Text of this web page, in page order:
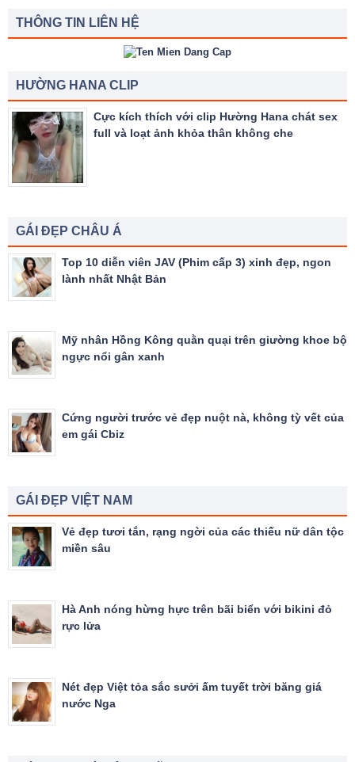
THÔNG TIN LIÊN HỆ
HƯỜNG HANA CLIP
Cực kích thích với clip Hường Hana chát sex
full và loạt ảnh khỏa thân không che
GÁI ĐẸP CHÂU Á
Top 10 diễn viên JAV (Phim cấp 3) xinh đẹp, ngon
lành nhất Nhật Bản
Mỹ nhân Hồng Kông quằn quại trên giường khoe bộ
ngực nổi gân xanh
Cứng người trước vẻ đẹp nuột nà, không tỳ vết của
em gái Cbiz
GÁI ĐẸP VIỆT NAM
Vẻ đẹp tươi tắn, rạng ngời của các thiếu nữ dân tộc
miền sâu
Hà Anh nóng hừng hực trên bãi biển với bikini đỏ
rực lửa
Nét đẹp Việt tỏa sắc sưởi ấm tuyết trời băng giá
nước Nga